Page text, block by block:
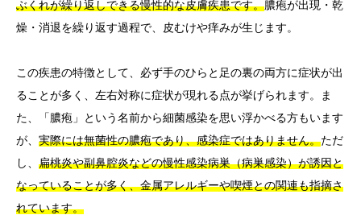
ぶくれが繰り返しできる慢性的な皮膚疾患です。膿疱が出現・乾
燥・消退を繰り返す過程で、皮むけや痒みが生じます。
この疾患の特徴として、必ず手のひらと足の裏の両方に症状が出
ることが多く、左右対称に症状が現れる点が挙げられます。ま
た、「膿疱」という名前から細菌感染を思い浮かべる方もいます
が、 実際には無菌性の膿疱であり、感染症ではありません。ただ
し、 扁桃炎や副鼻腔炎などの慢性感染病巣（病巣感染）が誘因と
なっていることが多く、金属アレルギーや喫煙との関連も指摘さ
れています。